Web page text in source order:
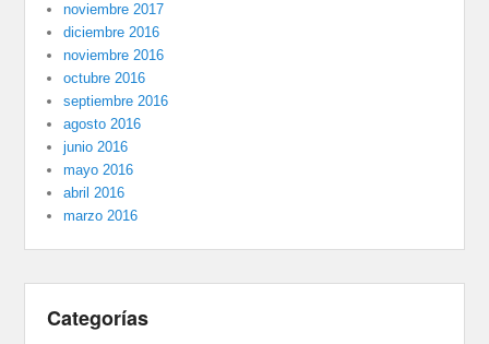
noviembre 2017
diciembre 2016
noviembre 2016
octubre 2016
septiembre 2016
agosto 2016
junio 2016
mayo 2016
abril 2016
marzo 2016
Categorías